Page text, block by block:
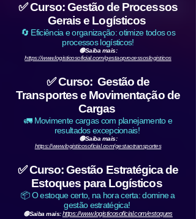
✅ Curso: Gestão de Processos
Gerais e Logísticos
🔄 Eficiência e organização: otimize todos os
processos logísticos!
🟢Saiba mais:
https://www.logisticosoficial.com/gestaoprocessoslogisticos
✅ Curso: Gestão de
Transportes e Movimentação de
Cargas
🚛 Movimente cargas com planejamento e
resultados excepcionais!
🟢Saiba mais:
https://www.logisticosoficial.com/gestaotransportes
✅ Curso: Gestão Estratégica de
Estoques para Logísticos
📦 O estoque certo, na hora certa: domine a
gestão estratégica!
🟢Saiba mais:https://www.logisticosoficial.com/estoques